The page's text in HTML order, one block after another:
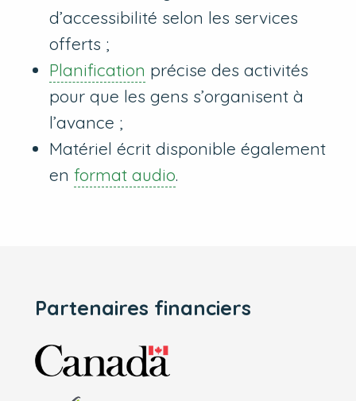
d’accessibilité selon les services
offerts ;
Planification précise des activités
pour que les gens s’organisent à
l’avance ;
Matériel écrit disponible également
enformat audio.
Partenaires financiers